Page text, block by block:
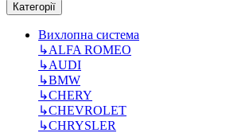
Категорії
Вихлопна система
↳ALFA ROMEO
↳AUDI
↳BMW
↳CHERY
↳CHEVROLET
↳CHRYSLER